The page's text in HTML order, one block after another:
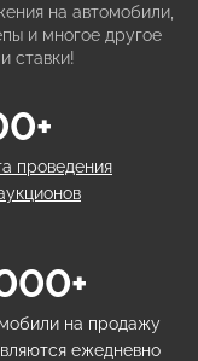
на автомобили,
и многое другое
ставки!
проведения
на продажу
ежедневно